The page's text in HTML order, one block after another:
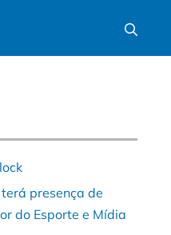
presença de
do Esporte e Mídia